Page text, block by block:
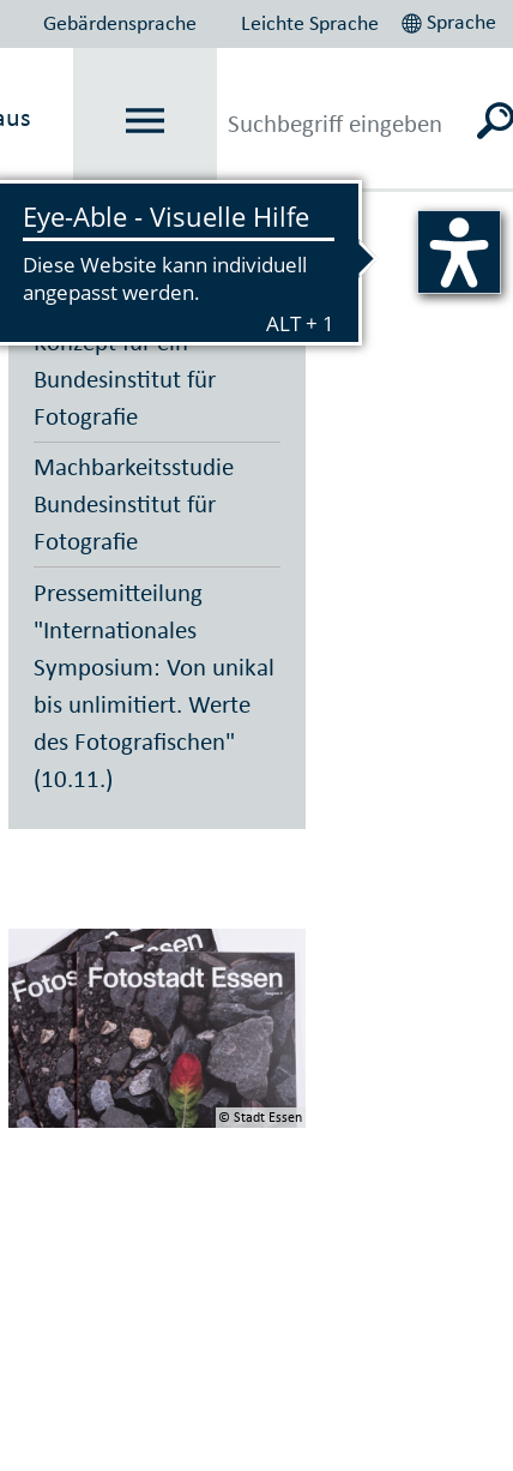
Gebärdensprache Leichte Sprache Sprache
Vorlesen
Konzept für ein
Bundesinstitut für
Fotografie
Machbarkeitsstudie
Bundesinstitut für
Fotografie
Pressemitteilung
"Internationales
Symposium: Von unikal
bis unlimitiert. Werte
des Fotografischen"
(10.11.)
© Stadt Essen